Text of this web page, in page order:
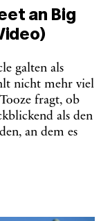
an Big
galten als
nicht mehr viel
fragt, ob
als den
an dem es